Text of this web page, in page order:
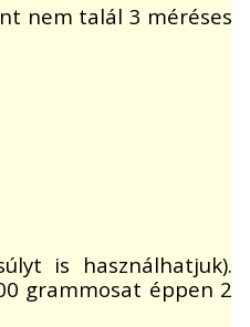
nem talál 3 méréses
is használhatjuk).
grammosat éppen 2